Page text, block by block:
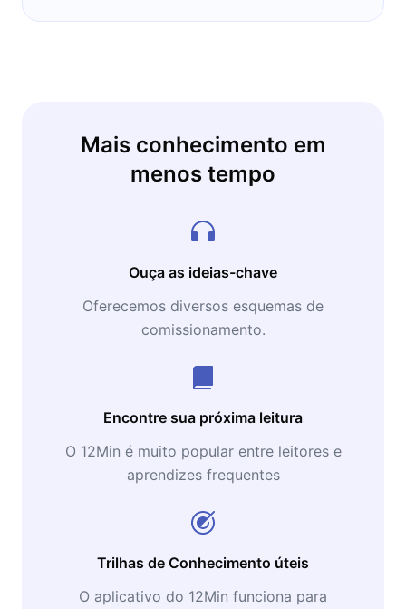
Mais conhecimento em
menos tempo
Ouça as ideias-chave
Oferecemos diversos esquemas de
comissionamento.
Encontre sua próxima leitura
O 12Min é muito popular entre leitores e
aprendizes frequentes
Trilhas de Conhecimento úteis
O aplicativo do 12Min funciona para